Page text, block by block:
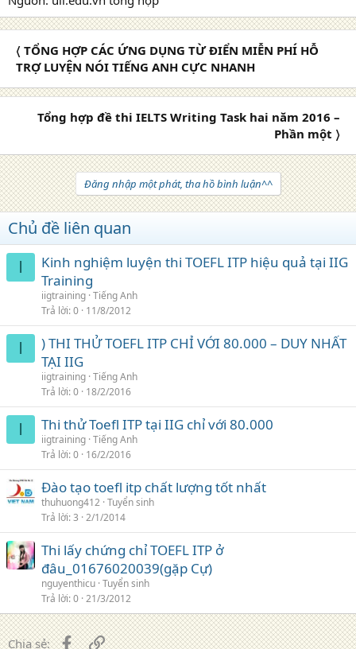
〈 TỔNG HỢP CÁC ỨNG DỤNG TỪ ĐIỂN MIỄN PHÍ HỖ
TRỢ LUYỆN NÓI TIẾNG ANH CỰC NHANH
Tổng hợp đề thi IELTS Writing Task hai năm 2016 –
Phần một 〉
Đăng nhập một phát, tha hồ bình luận^^
Chủ đề liên quan
I
Kinh nghiệm luyện thi TOEFL ITP hiệu quả tại IIG
Training
iigtraining Tiếng Anh
Trả lời 0 11/8/2012
I
) THI THỬ TOEFL ITP CHỈ VỚI 80.000 – DUY NHẤT
TẠI IIG
iigtraining Tiếng Anh
Trả lời 0 18/2/2016
I Thi thử Toefl ITP tại IIG chỉ với 80.000
iigtraining Tiếng Anh
Trả lời 0 16/2/2016
Đào tạo toefl itp chất lượng tốt nhất
thuhuong412 Tuyển sinh
Trả lời 3 2/1/2014
Thi lấy chứng chỉ TOEFL ITP ở
đâu_01676020039(gặp Cự)
nguyenthicu Tuyển sinh
Trả lời 0 21/3/2012
Chia sẻ: FacebookLiên kết